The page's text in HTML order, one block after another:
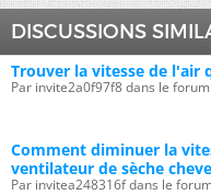
DISCUSSIONS
Trouver la vitesse de
Par invite2a0f97f8 dans le
Comment diminuer la
ventilateur de sèche
Par invitea248316f dans le